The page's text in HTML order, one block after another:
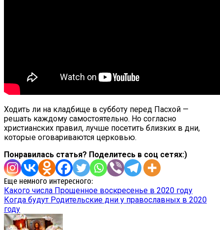
Ходить ли на кладбище в субботу перед Пасхой —
решать каждому самостоятельно. Но согласно
христианских правил, лучше посетить близких в дни,
которые оговариваются церковью.
Понравилась статья? Поделитесь в соц сетях:)
Еще немного интересного:
Какого числа Прощенное воскресенье в 2020 году
Когда будут Родительские дни у православных в 2020
году